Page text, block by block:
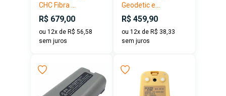
CHC Fibra ...
R$ 679,00
ou 12x de R$ 56,58
sem juros
Geodetic e...
R$ 459,90
ou 12x de R$ 38,33
sem juros